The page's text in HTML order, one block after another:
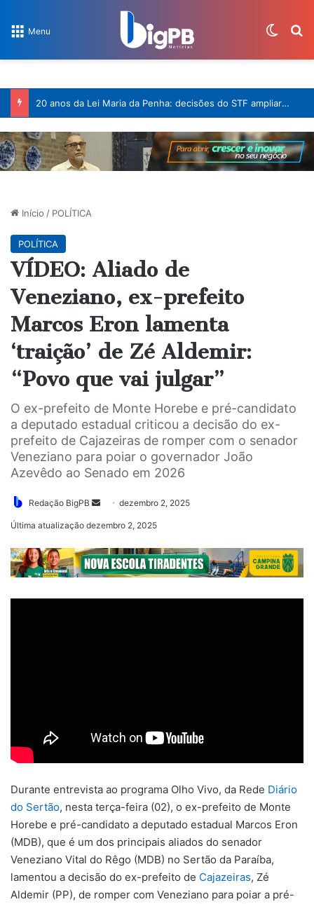
Menu
20 anos da Lei Maria da Penha: decisões do STF ampliaram a proteção às mulheres
Início / POLÍTICA
POLÍTICA
VÍDEO: Aliado de
Veneziano, ex-prefeito
Marcos Eron lamenta
‘traição’ de Zé Aldemir:
“Povo que vai julgar”
O ex-prefeito de Monte Horebe e pré-candidato
a deputado estadual criticou a decisão do ex-
prefeito de Cajazeiras de romper com o senador
Veneziano para poiar o governador João
Azevêdo ao Senado em 2026
Redação BigPB
Mande
mail
dezembro 2, 2025
Última atualização dezembro 2, 2025
Durante entrevista ao programa Olho Vivo, da Rede Diário
do Sertão, nesta terça-feira (02), o ex-prefeito de Monte
Horebe e pré-candidato a deputado estadual Marcos Eron
(MDB), que é um dos principais aliados do senador
Veneziano Vital do Rêgo (MDB) no Sertão da Paraíba,
lamentou a decisão do ex-prefeito de Cajazeiras, Zé
Aldemir (PP), de romper com Veneziano para poiar a pré-